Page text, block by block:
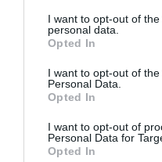
I want to opt-out of
personal data.
Opted In
I want to opt-out of
Personal Data.
Opted In
I want to opt-out of
Personal Data for
Opted In
2026. 01. 05.
Végletek
megyék